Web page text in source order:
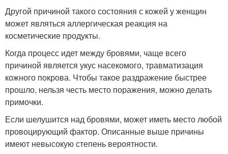
Другой причиной такого состояния с кожей у женщин
может являться аллергическая реакция на
косметические продукты.
Когда процесс идет между бровями, чаще всего
причиной является укус насекомого, травматизация
кожного покрова. Чтобы такое раздражение быстрее
прошло, нельзя честь место поражения, можно делать
примочки.
Если шелушится над бровями, может иметь место любой
провоцирующий фактор. Описанные выше причины
имеют невысокую степень вероятности.